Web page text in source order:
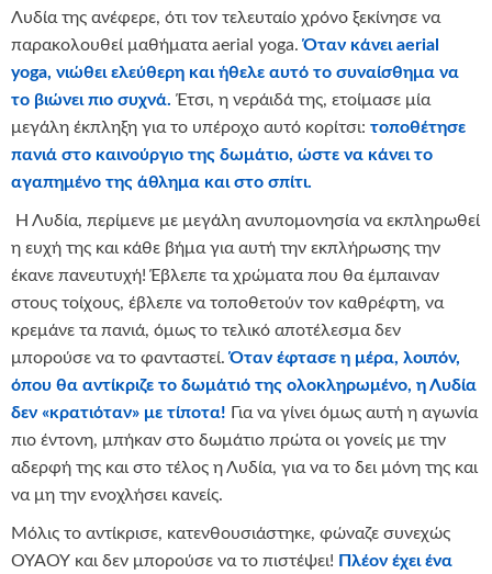
Λυδία της ανέφερε, ότι τον τελευταίο χρόνο ξεκίνησε να
παρακολουθεί μαθήματα aerial yoga.Όταν κάνει aerial
yoga, νιώθει ελεύθερη και ήθελε αυτό το συναίσθημα να
το βιώνει πιο συχνά. Έτσι, η νεράιδά της, ετοίμασε μία
μεγάλη έκπληξη για το υπέροχο αυτό κορίτσι: τοποθέτησε
πανιά στο καινούργιο της δωμάτιο, ώστε να κάνει το
αγαπημένο της άθλημα και στο σπίτι.
Η Λυδία, περίμενε με μεγάλη ανυπομονησία να εκπληρωθεί
η ευχή της και κάθε βήμα για αυτή την εκπλήρωσης την
έκανε πανευτυχή! Έβλεπε τα χρώματα που θα έμπαιναν
στους τοίχους, έβλεπε να τοποθετούν τον καθρέφτη, να
κρεμάνε τα πανιά, όμως το τελικό αποτέλεσμα δεν
μπορούσε να το φανταστεί.Όταν έφτασε η μέρα, λοιπόν,
όπου θα αντίκριζε το δωμάτιό της ολοκληρωμένο, η Λυδία
δεν «κρατιόταν» με τίποτα! Για να γίνει όμως αυτή η αγωνία
πιο έντονη, μπήκαν στο δωμάτιο πρώτα οι γονείς με την
αδερφή της και στο τέλος η Λυδία, για να το δει μόνη της και
να μη την ενοχλήσει κανείς.
Μόλις το αντίκρισε, κατενθουσιάστηκε, φώναζε συνεχώς
ΟΥΑΟΥ και δεν μπορούσε να το πιστέψει! Πλέον έχει ένα